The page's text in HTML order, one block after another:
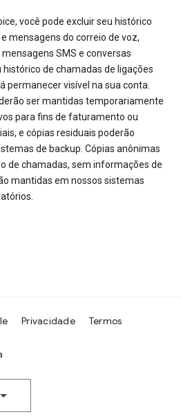
você pode excluir seu histórico
mensagens do correio de voz,
SMS e conversas
de chamadas de ligações
permanecer visível na sua conta.
ser mantidas temporariamente
para fins de faturamento ou
e cópias residuais poderão
de backup. Cópias anônimas
de chamadas, sem informações de
mantidas em nossos sistemas
Privacidade Termos